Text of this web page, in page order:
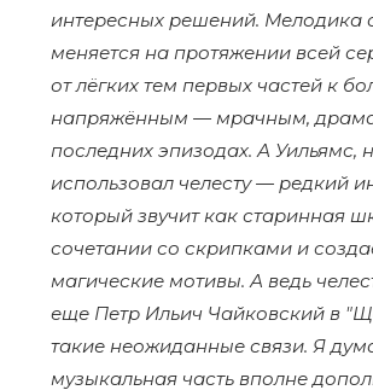
интересных решений. Мелодика
меняется на протяжении всей
от лёгких тем первых частей к
напряжённым — мрачным,
последних эпизодах. А Уильямс,
использовал челесту — редкий
который звучит как старинная
сочетании со скрипками и
магические мотивы. А ведь
еще Петр Ильич Чайковский в
такие неожиданные связи. Я
музыкальная часть вполне